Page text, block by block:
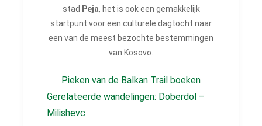
stad Peja, het is ook een gemakkelijk
startpunt voor een culturele dagtocht naar
een van de meest bezochte bestemmingen
van Kosovo.
Pieken van de Balkan Trail boeken
Gerelateerde wandelingen: Doberdol –
Milishevc